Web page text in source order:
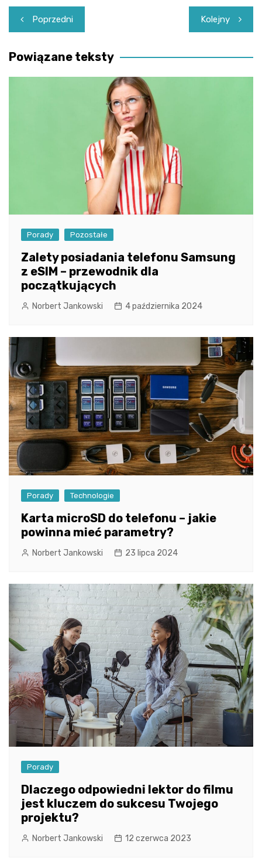
Nawigacja
wpisu
Poprzedni Kolejny
Powiązane teksty
Porady Pozostałe
Zalety posiadania telefonu Samsung
z eSIM – przewodnik dla
początkujących
Norbert Jankowski 4 października 2024
Porady Technologie
Karta microSD do telefonu – jakie
powinna mieć parametry?
Norbert Jankowski 23 lipca 2024
Porady
Dlaczego odpowiedni lektor do filmu
jest kluczem do sukcesu Twojego
projektu?
Norbert Jankowski 12 czerwca 2023